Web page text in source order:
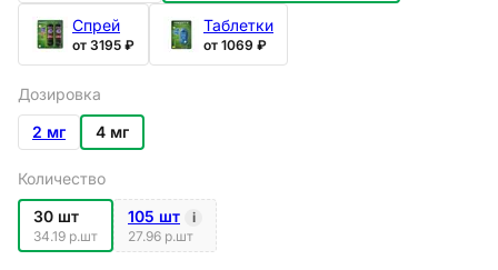
Спрей
от 3195 ₽
Таблетки
от 1069 ₽
Дозировка
2 мг
4 мг
Количество
30 шт
34.19 р.шт
105 шт
i
27.96 р.шт